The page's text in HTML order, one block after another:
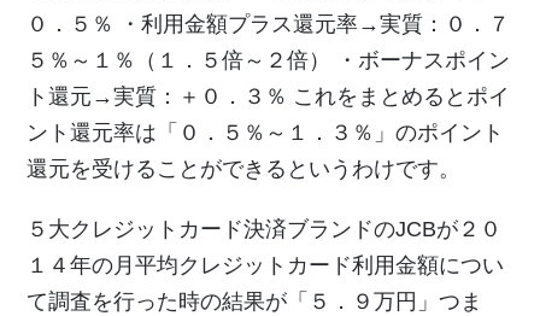
０．５％ ・利用金額プラス還元率→実質：０．７
５％～１％（１．５倍～２倍） ・ボーナスポイン
ト還元→実質：＋０．３％ これをまとめるとポイ
ント還元率は「０．５％～１．３％」のポイント
還元を受けることができるというわけです。
５大クレジットカード決済ブランドのJCBが２０
１４年の月平均クレジットカード利用金額につい
て調査を行った時の結果が「５．９万円」つま